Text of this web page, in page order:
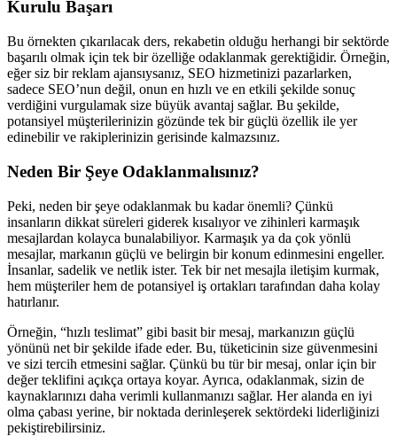
Kurulu Başarı
Bu örnekten çıkarılacak ders, rekabetin olduğu herhangi bir sektörde
başarılı olmak için tek bir özelliğe odaklanmak gerektiğidir. Örneğin,
eğer siz bir reklam ajansıysanız, SEO hizmetinizi pazarlarken,
sadece SEO’nun değil, onun en hızlı ve en etkili şekilde sonuç
verdiğini vurgulamak size büyük avantaj sağlar. Bu şekilde,
potansiyel müşterilerinizin gözünde tek bir güçlü özellik ile yer
edinebilir ve rakiplerinizin gerisinde kalmazsınız.
Neden Bir Şeye Odaklanmalısınız?
Peki, neden bir şeye odaklanmak bu kadar önemli? Çünkü
insanların dikkat süreleri giderek kısalıyor ve zihinleri karmaşık
mesajlardan kolayca bunalabiliyor. Karmaşık ya da çok yönlü
mesajlar, markanın güçlü ve belirgin bir konum edinmesini engeller.
İnsanlar, sadelik ve netlik ister. Tek bir net mesajla iletişim kurmak,
hem müşteriler hem de potansiyel iş ortakları tarafından daha kolay
hatırlanır.
Örneğin, “hızlı teslimat” gibi basit bir mesaj, markanızın güçlü
yönünü net bir şekilde ifade eder. Bu, tüketicinin size güvenmesini
ve sizi tercih etmesini sağlar. Çünkü bu tür bir mesaj, onlar için bir
değer teklifini açıkça ortaya koyar. Ayrıca, odaklanmak, sizin de
kaynaklarınızı daha verimli kullanmanızı sağlar. Her alanda en iyi
olma çabası yerine, bir noktada derinleşerek sektördeki liderliğinizi
pekiştirebilirsiniz.